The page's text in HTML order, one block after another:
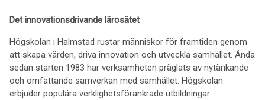
Det innovationsdrivande lärosätet
Högskolan i Halmstad rustar människor för framtiden genom
att skapa värden, driva innovation och utveckla samhället. Ända
sedan starten 1983 har verksamheten präglats av nytänkande
och omfattande samverkan med samhället. Högskolan
erbjuder populära verklighetsförankrade utbildningar.